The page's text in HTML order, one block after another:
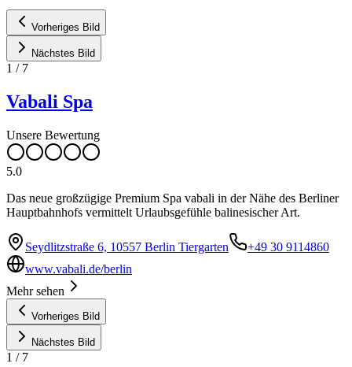
Vorheriges Bild
Nächstes Bild
1 / 7
Vabali Spa
Unsere Bewertung
5.0
Das neue großzügige Premium Spa vabali in der Nähe des Berliner
Hauptbahnhofs vermittelt Urlaubsgefühle balinesischer Art.
Seydlitzstraße 6, 10557 Berlin Tiergarten
+49 30 9114860
www.vabali.de/berlin
Mehr sehen
Vorheriges Bild
Nächstes Bild
1 / 7